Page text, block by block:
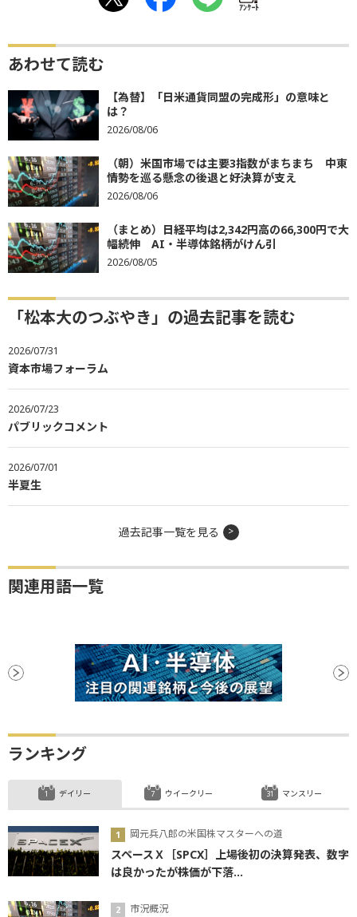
ｱﾝｹｰﾄ
あわせて読む
【為替】「日米通貨同盟の完成形」の意味と
は？
2026/08/06
（朝）米国市場では主要3指数がまちまち 中東
情勢を巡る懸念の後退と好決算が支え
2026/08/06
（まとめ）日経平均は2,342円高の66,300円で大
幅続伸 AI・半導体銘柄がけん引
2026/08/05
「松本大のつぶやき」の過去記事を読む
2026/07/31
資本市場フォーラム
2026/07/23
パブリックコメント
2026/07/01
半夏生
過去記事一覧を見る
関連用語一覧
ランキング
デイリー
岡元兵八郎の米国株マスターへの道
スペースＸ［SPCX］上場後初の決算発表、数字
は良かったが株価が下落...
市況概況
ウイークリー マンスリー